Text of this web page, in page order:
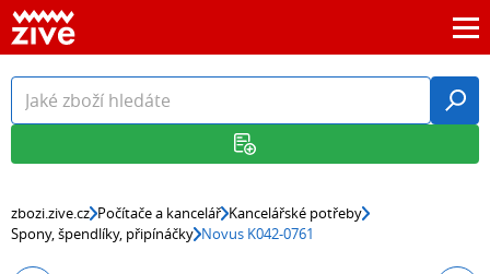
zbozi.zive.cz Počítače a kancelář Kancelářské potřeby
Spony, špendlíky, připínáčky Novus K042-0761